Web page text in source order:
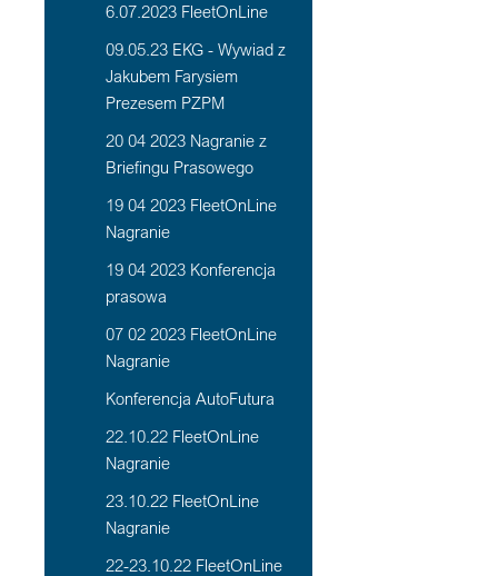
6.07.2023 FleetOnLine
09.05.23 EKG - Wywiad z
Jakubem Farysiem
Prezesem PZPM
20 04 2023 Nagranie z
Briefingu Prasowego
19 04 2023 FleetOnLine
Nagranie
19 04 2023 Konferencja
prasowa
07 02 2023 FleetOnLine
Nagranie
Konferencja AutoFutura
22.10.22 FleetOnLine
Nagranie
23.10.22 FleetOnLine
Nagranie
22-23.10.22 FleetOnLine